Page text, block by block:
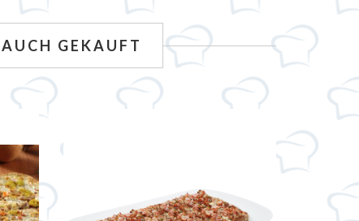
GEKAUFT